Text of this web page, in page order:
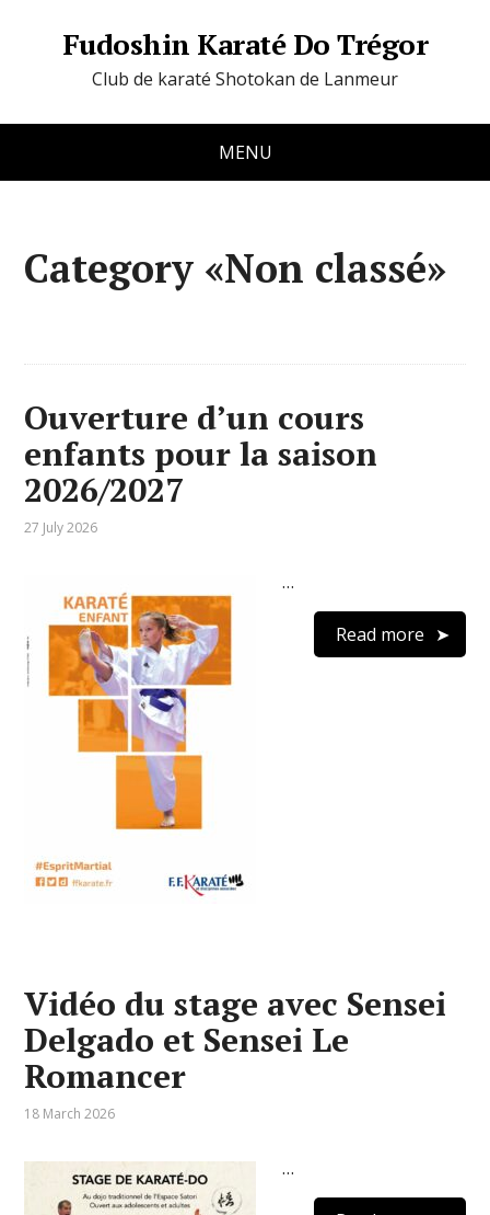
Fudoshin Karaté Do Trégor
Club de karaté Shotokan de Lanmeur
MENU
Category «Non classé»
Ouverture d’un cours
enfants pour la saison
2026/2027
27 July 2026
…
Read more
Vidéo du stage avec Sensei
Delgado et Sensei Le
Romancer
18 March 2026
…